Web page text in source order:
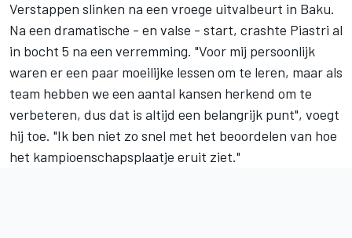
Verstappen slinken na een vroege uitvalbeurt in Baku.
Na een dramatische - en valse - start, crashte Piastri al
in bocht 5 na een verremming. "Voor mij persoonlijk
waren er een paar moeilijke lessen om te leren, maar als
team hebben we een aantal kansen herkend om te
verbeteren, dus dat is altijd een belangrijk punt", voegt
hij toe. "Ik ben niet zo snel met het beoordelen van hoe
het kampioenschapsplaatje eruit ziet."